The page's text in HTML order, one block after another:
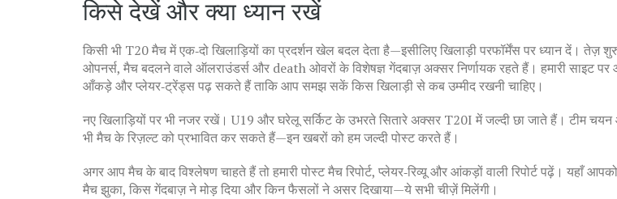
किसे देखें और क्या ध्यान रखें
किसी भी T20 मैच में एक‑दो खिलाड़ियों का प्रदर्शन खेल बदल देता है—इसीलिए खिलाड़ी परफॉर्मेंस पर ध्यान दें। तेज़
ओपनर्स, मैच बदलने वाले ऑलराउंडर्स और death ओवरों के विशेषज्ञ गेंदबाज़ अक्सर निर्णायक रहते हैं। हमारी साइट पर
आँकड़े और प्लेयर‑ट्रेंड्स पढ़ सकते हैं ताकि आप समझ सकें किस खिलाड़ी से कब उम्मीद रखनी चाहिए।
नए खिलाड़ियों पर भी नजर रखें। U19 और घरेलू सर्किट के उभरते सितारे अक्सर T20I में जल्दी छा जाते हैं। टीम
भी मैच के रिज़ल्ट को प्रभावित कर सकते हैं—इन खबरों को हम जल्दी पोस्ट करते हैं।
अगर आप मैच के बाद विश्लेषण चाहते हैं तो हमारी पोस्ट मैच रिपोर्ट, प्लेयर‑रिव्यू और आंकड़ों वाली रिपोर्ट पढ़ें। यहाँ
मैच झुका, किस गेंदबाज़ ने मोड़ दिया और किन फैसलों ने असर दिखाया—ये सभी चीज़ें मिलेंगी।